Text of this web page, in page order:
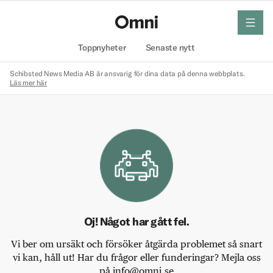
Toppnyheter Senaste nytt
meny
Schibsted News Media AB är ansvarig för dina data på denna webbplats.
Läs mer här
Oj! Något har gått fel.
Vi ber om ursäkt och försöker åtgärda problemet så snart
vi kan, håll ut! Har du frågor eller funderingar? Mejla oss